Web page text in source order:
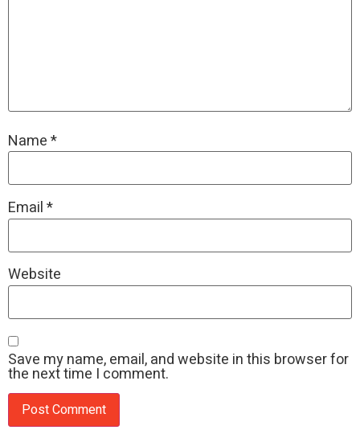
Name*
Email*
Website
Save my name, email, and website in this browser for
the next time I comment.